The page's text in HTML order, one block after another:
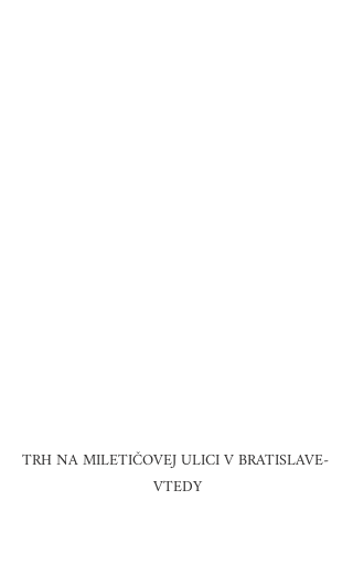
TRH NA MILETIČOVEJ ULICI V BRATISLAVE-
VTEDY